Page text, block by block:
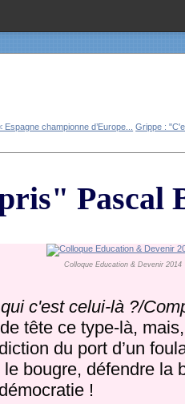
Espagne championne d’Europe... Grippe :
Pascal
Colloque Education & Devenir 2014
c'est celui-là ?/
tête ce type-là,
du port d’un
bougre, défendre la
!